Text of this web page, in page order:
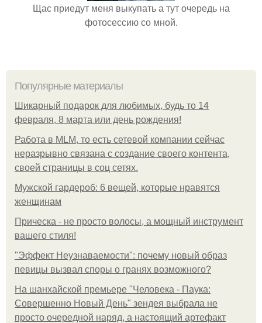
Щас приедут меня выкупать а тут очередь на
фотосессию со мной.
Популярные материалы
Шикарный подарок для любимых, будь то 14
февраля, 8 марта или день рождения!
Работа в MLM, то есть сетевой компании сейчас
неразрывно связана с создание своего контента,
своей страницы в соц сетях.
Мужской гардероб: 6 вещей, которые нравятся
женщинам
Прическа - не просто волосы, а мощный инструмент
вашего стиля!
"Эффект Неузнаваемости": почему новый образ
певицы вызвал споры о гранях возможного?
На шанхайской премьере "Человека - Паука:
Совершенно Новый День" зендея выбрала не
просто очередной наряд, а настоящий артефакт